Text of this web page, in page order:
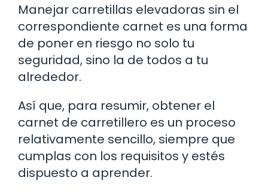
Manejar carretillas elevadoras sin el
correspondiente carnet es una forma
de poner en riesgo no solo tu
seguridad, sino la de todos a tu
alrededor.
Así que, para resumir, obtener el
carnet de carretillero es un proceso
relativamente sencillo, siempre que
cumplas con los requisitos y estés
dispuesto a aprender.